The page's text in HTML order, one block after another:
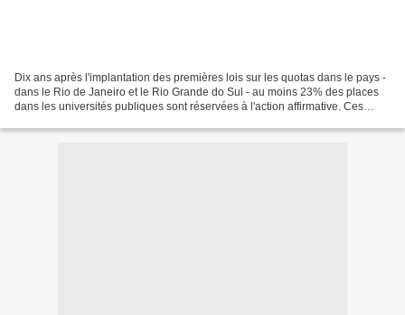
Dix ans après l'implantation des premières lois sur les quotas dans le pays -
dans le Rio de Janeiro et le Rio Grande do Sul - au moins 23% des places
dans les universités publiques sont réservées à l'action affirmative. Ces